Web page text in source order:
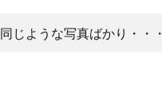
同じような写真ばかり・・・